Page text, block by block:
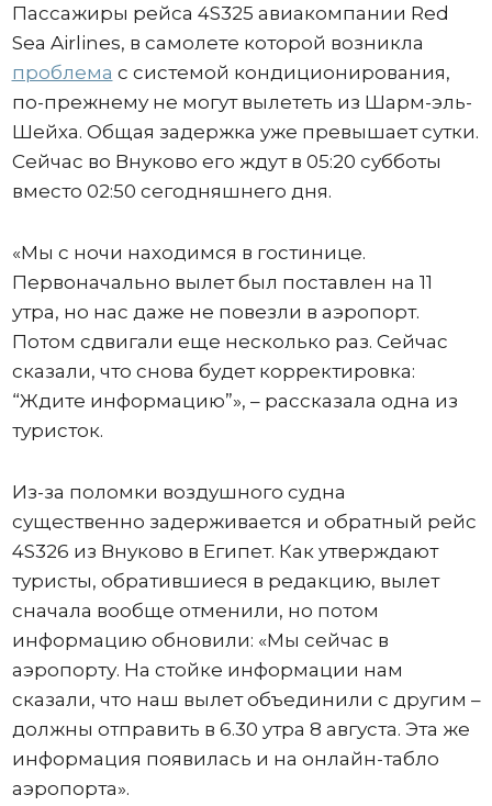
Пассажиры рейса 4S325 авиакомпании Red
Sea Airlines, в самолете которой возникла
проблема с системой кондиционирования,
по-прежнему не могут вылететь из Шарм-эль-
Шейха. Общая задержка уже превышает сутки.
Сейчас во Внуково его ждут в 05:20 субботы
вместо 02:50 сегодняшнего дня.
«Мы с ночи находимся в гостинице.
Первоначально вылет был поставлен на 11
утра, но нас даже не повезли в аэропорт.
Потом сдвигали еще несколько раз. Сейчас
сказали, что снова будет корректировка:
“Ждите информацию”», – рассказала одна из
туристок.
Из-за поломки воздушного судна
существенно задерживается и обратный рейс
4S326 из Внуково в Египет. Как утверждают
туристы, обратившиеся в редакцию, вылет
сначала вообще отменили, но потом
информацию обновили: «Мы сейчас в
аэропорту. На стойке информации нам
сказали, что наш вылет объединили с другим –
должны отправить в 6.30 утра 8 августа. Эта же
информация появилась и на онлайн-табло
аэропорта».